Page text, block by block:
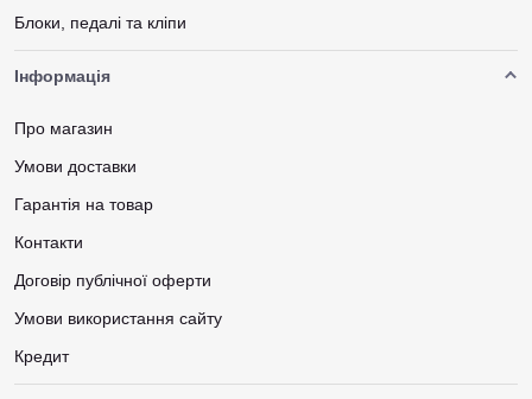
Блоки, педалі та кліпи
Інформація
Про магазин
Умови доставки
Гарантія на товар
Контакти
Договір публічної оферти
Умови використання сайту
Кредит